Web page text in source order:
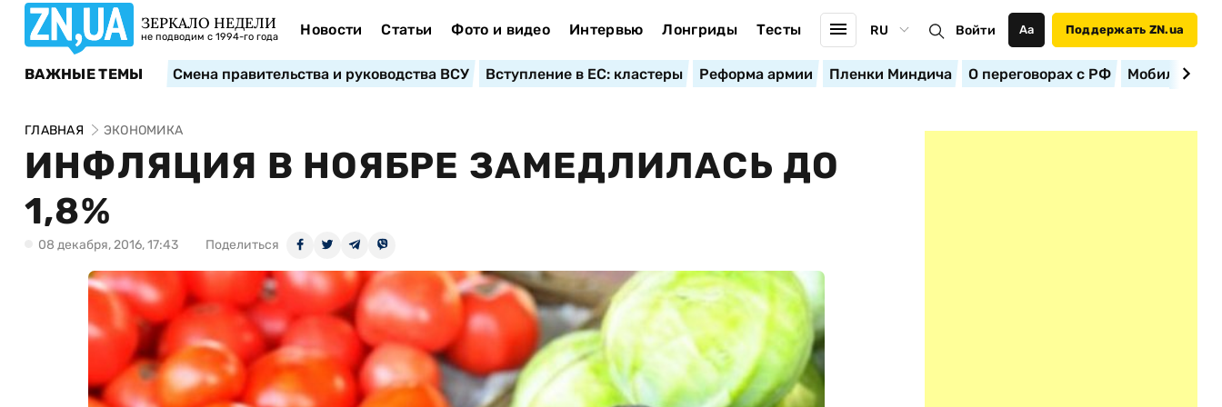
ЗЕРКАЛО НЕДЕЛИ
не подводим с 1994-го года Новости Статьи Фото и видео Интервью Лонгриды Тесты RU Войти Аа Поддержать ZN.ua
ВАЖНЫЕ ТЕМЫ Смена правительства и руководства ВСУ Вступление в ЕС: кластеры Реформа армии Пленки Миндича О переговорах с РФ
ГЛАВНАЯ ЭКОНОМИКА
ИНФЛЯЦИЯ В НОЯБРЕ ЗАМЕДЛИЛАСЬ ДО
1,8%
08 декабря, 2016, 17:43 Поделиться